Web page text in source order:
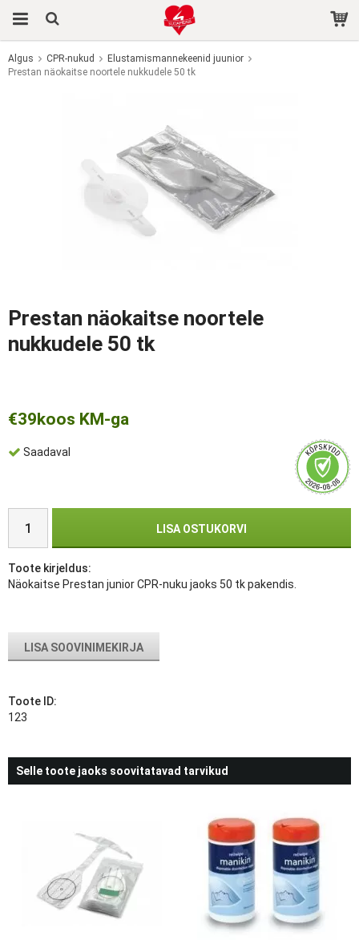
Toode on ostukorvi lisatud.
Algus CPR-nukud
Elustamismannekeenid juunior
Prestan näokaitse noortele nukkudele 50 tk
Prestan näokaitse noortele
nukkudele 50 tk
€39koos KM-ga
Saadaval
LISA OSTUKORVI
Toote kirjeldus:
Näokaitse Prestan junior CPR-nuku jaoks 50 tk pakendis.
LISA SOOVINIMEKIRJA
Toote ID:
123
Selle toote jaoks soovitatavad tarvikud